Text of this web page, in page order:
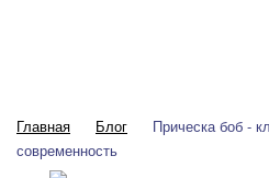
Главная Блог
Прическа боб -
современность